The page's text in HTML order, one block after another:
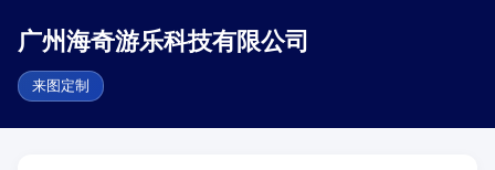
广州海奇游乐科技有限公司
来图定制